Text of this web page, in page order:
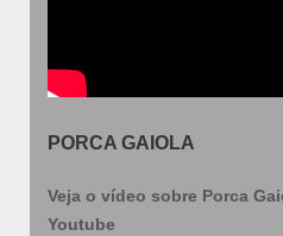
PORCA GAIOLA
Veja o vídeo sobre Porca
Youtube